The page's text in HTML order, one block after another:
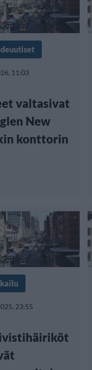
11:03
valtasivat
New
konttorin
23:55